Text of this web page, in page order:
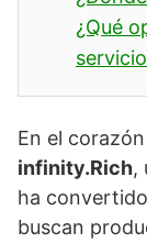
¿Qué
En el
infinity.Rich,
ha
buscan